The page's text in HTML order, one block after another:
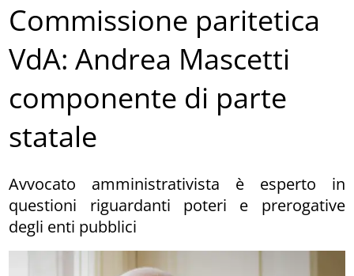
Commissione paritetica
VdA: Andrea Mascetti
componente di parte
statale
Avvocato amministrativista è esperto in
questioni riguardanti poteri e prerogative
degli enti pubblici